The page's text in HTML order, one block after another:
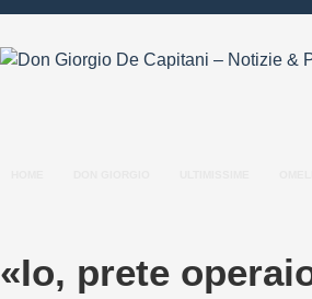
«Io, prete